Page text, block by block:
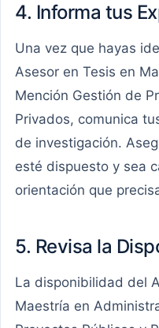
4. Informa tus
Una vez que hayas
Asesor en Tesis en
Mención Gestión de
Privados, comunica
de investigación.
esté dispuesto y sea
orientación que
5. Revisa la
La disponibilidad del
Maestría en